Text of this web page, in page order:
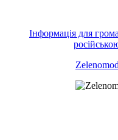
Інформація для